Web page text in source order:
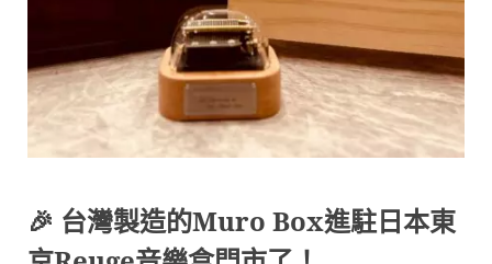
🎉 台灣製造的Muro Box進駐日本東